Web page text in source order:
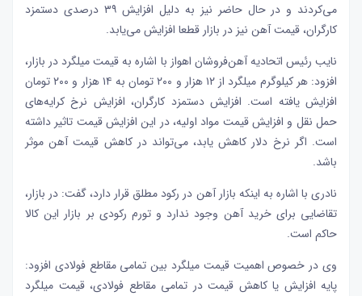
می‌کردند و در حال حاضر نیز به دلیل افزایش ٣٩ درصدی دستمزد
کارگران، قیمت آهن نیز در بازار قطعا افزایش می‌یابد.
نایب رئیس اتحادیه آهن‌فروشان اهواز با اشاره به قیمت میلگرد در بازار،
افزود: هر کیلوگرم میلگرد از ١٢ هزار و ٢٠٠ تومان به ۱۴ هزار و ۲۰۰ تومان
افزایش یافته است. افزایش دستمزد کارگران، افزایش نرخ کرایه‌های
حمل نقل و افزایش قیمت مواد اولیه، در این افزایش قیمت تاثیر داشته
است. اگر نرخ دلار کاهش یابد، می‌تواند در کاهش قیمت آهن موثر
باشد.
نادری با اشاره به اینکه بازار آهن در رکود مطلق قرار دارد، گفت: در بازار،
تقاضایی برای خرید آهن وجود ندارد و تورم رکودی بر بازار این کالا
حاکم است.
وی در خصوص اهمیت قیمت میلگرد بین تمامی مقاطع فولادی افزود:
پایه افزایش یا کاهش قیمت در تمامی مقاطع فولادی، قیمت میلگرد